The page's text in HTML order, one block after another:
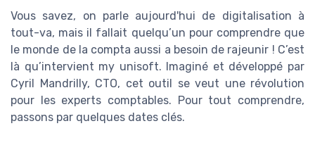
Vous savez, on parle aujourd'hui de digitalisation à
tout-va, mais il fallait quelqu’un pour comprendre que
le monde de la compta aussi a besoin de rajeunir ! C’est
là qu’intervient my unisoft. Imaginé et développé par
Cyril Mandrilly, CTO, cet outil se veut une révolution
pour les experts comptables. Pour tout comprendre,
passons par quelques dates clés.